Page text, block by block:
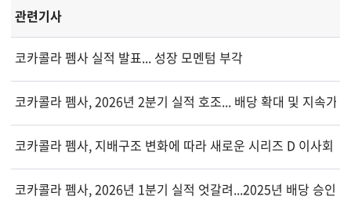
관련기사
코카콜라 펨사 실적 발표... 성장 모멘텀 부각
코카콜라 펨사, 2026년 2분기 실적 호조... 배당 확대 및 지속가
코카콜라 펨사, 지배구조 변화에 따라 새로운 시리즈 D 이사회
코카콜라 펨사, 2026년 1분기 실적 엇갈려...2025년 배당 승인